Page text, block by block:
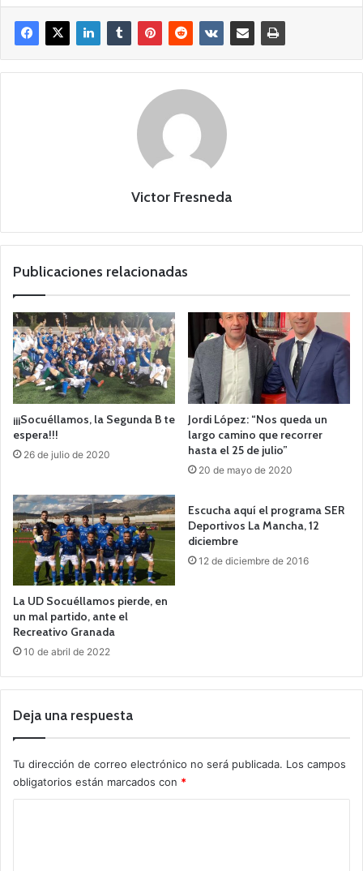
Victor Fresneda
Publicaciones relacionadas
¡¡¡Socuéllamos, la Segunda B te
espera!!!
26 de julio de 2020
Jordi López: “Nos queda un
largo camino que recorrer
hasta el 25 de julio”
20 de mayo de 2020
La UD Socuéllamos pierde, en
un mal partido, ante el
Recreativo Granada
10 de abril de 2022
Escucha aquí el programa SER
Deportivos La Mancha, 12
diciembre
12 de diciembre de 2016
Deja una respuesta
Tu dirección de correo electrónico no será publicada. Los campos
obligatorios están marcados con *